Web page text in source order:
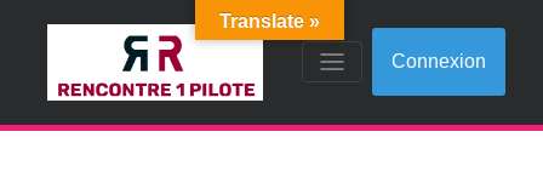
Connexion
Translate »